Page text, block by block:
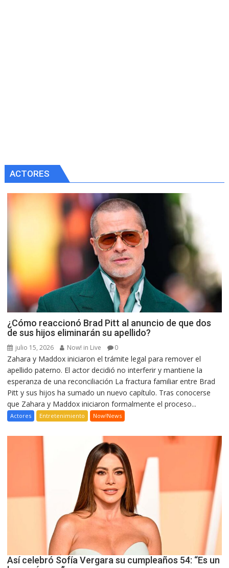
ACTORES
¿Cómo reaccionó Brad Pitt al anuncio de que dos
de sus hijos eliminarán su apellido?
julio 15, 2026 Now! in Live 0
Zahara y Maddox iniciaron el trámite legal para remover el
apellido paterno. El actor decidió no interferir y mantiene la
esperanza de una reconciliación La fractura familiar entre Brad
Pitt y sus hijos ha sumado un nuevo capítulo. Tras conocerse
que Zahara y Maddox iniciaron formalmente el proceso...
Actores Entretenimiento Now!News
Así celebró Sofía Vergara su cumpleaños 54: “Es un